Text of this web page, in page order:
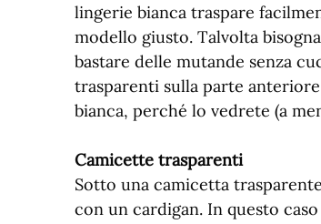
lingerie bianca traspare
modello giusto. Talvolta
bastare delle mutande senza
trasparenti sulla parte
bianca, perché lo vedrete (a
Camicette trasparenti
Sotto una camicetta
con un cardigan. In questo